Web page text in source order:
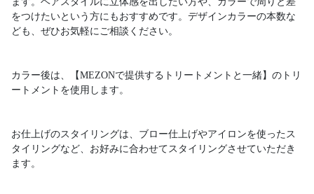
をつけたいという方にもおすすめです。デザインカラーの本数な
ども、ぜひお気軽にご相談ください。
カラー後は、【MEZONで提供するトリートメントと一緒】のトリ
ートメントを使用します。
お仕上げのスタイリングは、ブロー仕上げやアイロンを使ったス
タイリングなど、お好みに合わせてスタイリングさせていただき
ます。